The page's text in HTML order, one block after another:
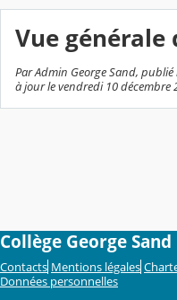
Vue générale
Par Admin George Sand,
à jour le vendredi 10 décembre
Collège George Sand
Contacts Mentions légales
Données personnelles